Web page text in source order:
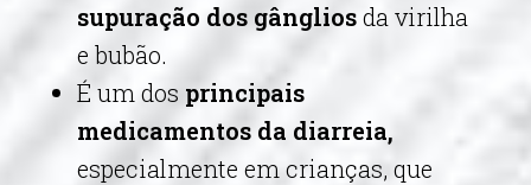
supuração dos gângliosda virilha
e bubão.
É um dos principais
medicamentos da diarreia,
especialmente em crianças, que